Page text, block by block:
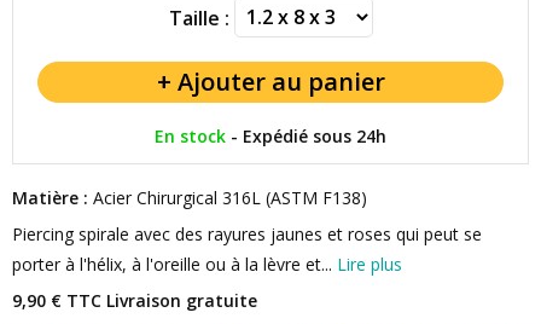
Taille :
En stock - Expédié sous 24h
Matière : Acier Chirurgical 316L (ASTM F138)
Piercing spirale avec des rayures jaunes et roses qui peut se
porter à l'hélix, à l'oreille ou à la lèvre et... Lire plus
9,90 € TTC Livraison gratuite